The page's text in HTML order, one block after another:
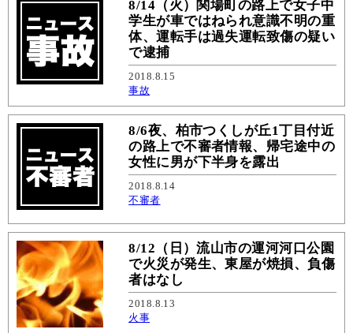
8/14（火）関場町の路上で女子中
学生が車ではねられ意識不明の重
体、運転手は過失運転致傷の疑い
で逮捕
2018.8.15
事故
8/6夜、柏市つくしが丘1丁目付近
の路上で不審者情報、帰宅途中の
女性に男が下半身を露出
2018.8.14
不審者
8/12（日）流山市の運河河口公園
で火災が発生、東屋が焼損、負傷
者はなし
2018.8.13
火事